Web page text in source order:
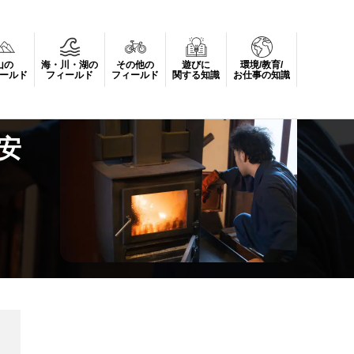
の
ルド
海・川・湖の
フィールド
その他の
フィールド
遊びに
関する知識
環境/教育/
お仕事の知識